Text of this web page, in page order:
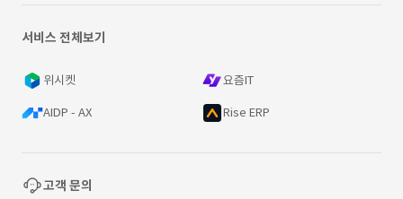
서비스 전체보기
위시켓 요즘IT
AIDP - AX Rise ERP
고객 문의